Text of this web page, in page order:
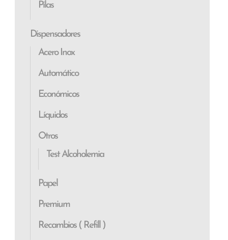
Pilas
Dispensadores
Acero Inox
Automático
Económicos
Líquidos
Otros
Test Alcoholemia
Papel
Premium
Recambios ( Refill )